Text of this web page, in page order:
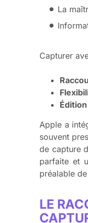
La
Capturer
Apple a
souvent
de capture
parfaite et
préalable
LE